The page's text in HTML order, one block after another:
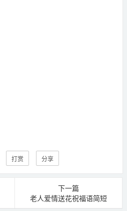
打赏 分享
下一篇
老人爱情送花祝福语简短